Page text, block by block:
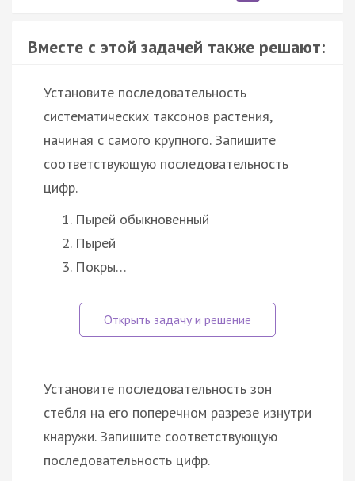
Вместе с этой задачей также решают:
Установите последовательность
систематических таксонов растения,
начиная с самого крупного. Запишите
соответствующую последовательность
цифр.
Пырей обыкновенный
Пырей
Покры…
Установите последовательность зон
стебля на его поперечном разрезе изнутри
кнаружи. Запишите соответствующую
последовательность цифр.